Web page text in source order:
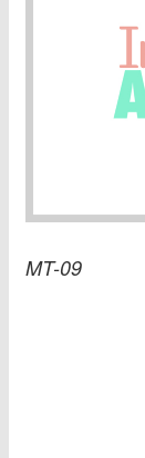
MT-09